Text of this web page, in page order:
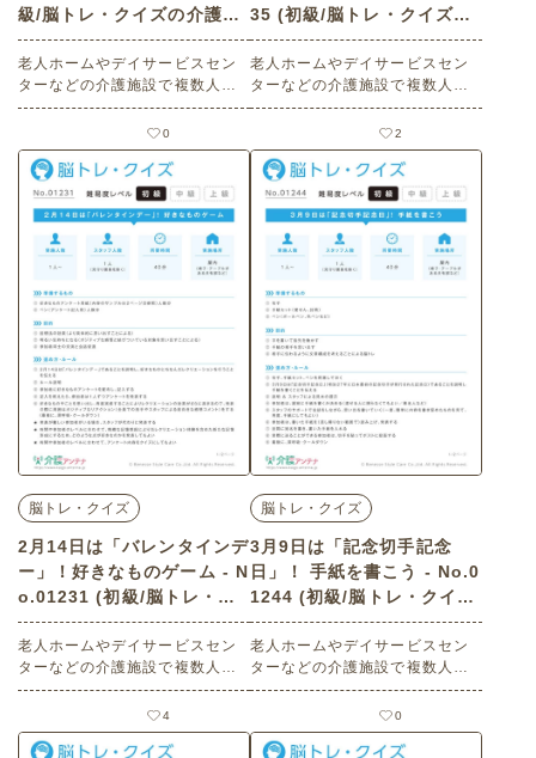
級/脳トレ・クイズの介護レ
ク素材)
老人ホームやデイサービスセン
ターなどの介護施設で複数人で
楽しめる3月20日は「電卓の日」
にまつわる高齢者向けレクリエ
ーション（ 脳トレ・クイズ・初
級）です。 関連キーワード：コ
ミュニケーション・会話の促
進・交流・脳の活性化・指先を
動かす・ワーキングメモリ―・
そろばん・計算・楽しむ・楽し
0
35 (初級/脳トレ・クイズの
介護レク素材)
老人ホームやデイサービスセン
ターなどの介護施設で複数人で
楽しめる3月3日は「耳の日」に
まつわる高齢者向けレクリエー
ション（ 脳トレ・クイズ・初
級）です。 関連キーワード：聴
力の確認・みみ・聞こえ・楽し
む・楽しい・今日は何の日
2
脳トレ・クイズ
2月14日は「バレンタインデ
ー」！好きなものゲーム - N
o.01231 (初級/脳トレ・ク
イズの介護レク素材)
老人ホームやデイサービスセン
ターなどの介護施設で複数人で
楽しめる2月14日の「バレンタイ
ンデー」にまつわる高齢者向け
レクリエーション（ 脳トレ・ク
イズ・初級）です。 関連キーワ
4
脳トレ・クイズ
3月9日は「記念切手記念
日」！ 手紙を書こう - No.0
1244 (初級/脳トレ・クイズ
の介護レク素材)
老人ホームやデイサービスセン
ターなどの介護施設で複数人で
楽しめる3月9日は「記念切手記
念日」にまつわる高齢者向けレ
クリエーション（ 脳トレ・クイ
ズ・初級）です。 関連キーワー
0